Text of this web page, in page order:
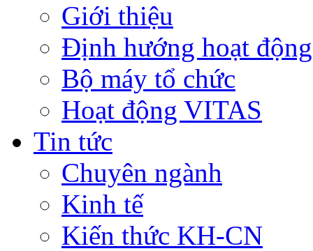
Giới thiệu
Định hướng hoạt động
Bộ máy tổ chức
Hoạt động VITAS
Tin tức
Chuyên ngành
Kinh tế
Kiến thức KH-CN